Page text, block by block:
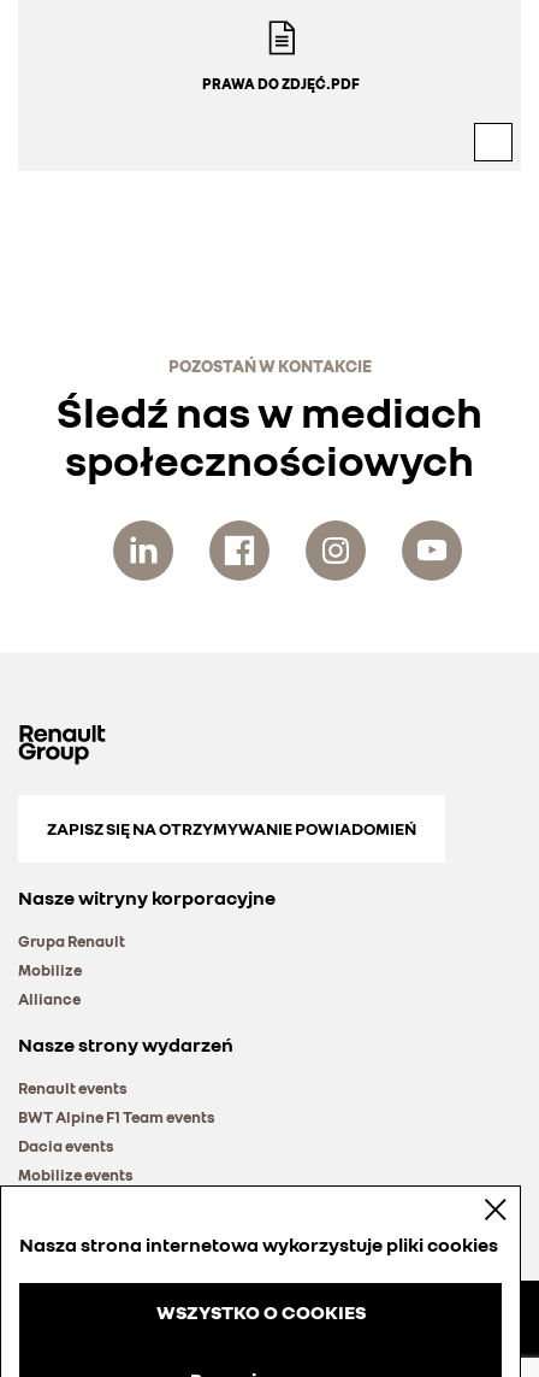
PRAWA DO ZDJĘĆ.PDF
POZOSTAŃ W KONTAKCIE
Śledź nas w mediach
społecznościowych
ZAPISZ SIĘ NA OTRZYMYWANIE POWIADOMIEŃ
Nasze witryny korporacyjne
Grupa Renault
Mobilize
Alliance
Nasze strony wydarzeń
Renault events
BWT Alpine F1 Team events
Dacia events
Mobilize events
© Groupe Renault 2026
Nasza strona internetowa wykorzystuje pliki cookies
WSZYSTKO O COOKIES